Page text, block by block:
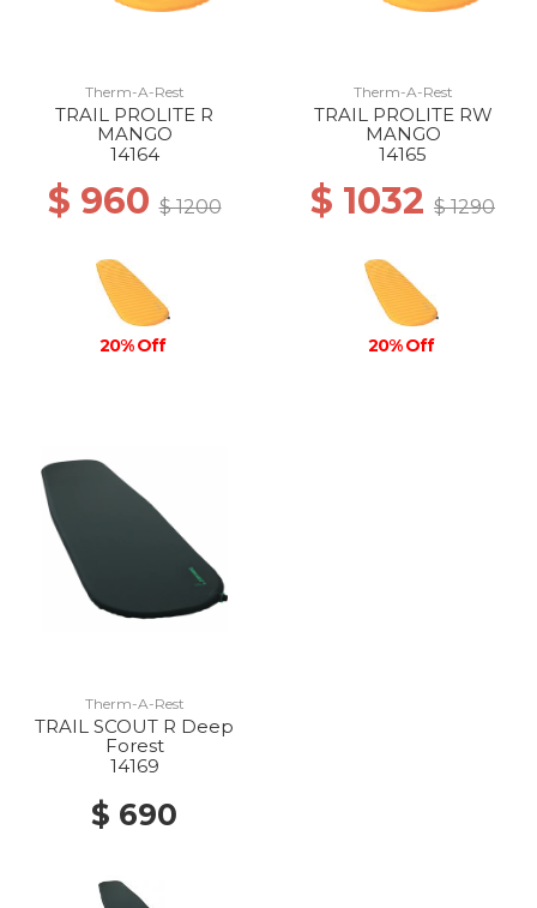
Therm-A-Rest
TRAIL PROLITE R
MANGO
14164
$ 960$ 1200
20% Off
Therm-A-Rest
TRAIL PROLITE RW
MANGO
14165
$ 1032 $ 1290
20% Off
Therm-A-Rest
TRAIL SCOUT R Deep
Forest
14169
$ 690